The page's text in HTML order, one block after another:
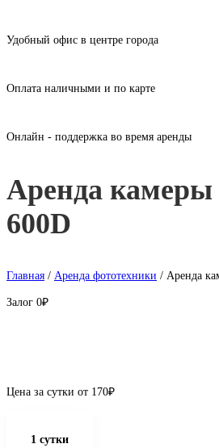
Удобный офис в центре города
Оплата наличными и по карте
Онлайн - поддержка во время аренды
Аренда камеры
600D
Главная / Аренда фототехники / Аренда
Залог 0₽
Цена за сутки от 170₽
1 сутки